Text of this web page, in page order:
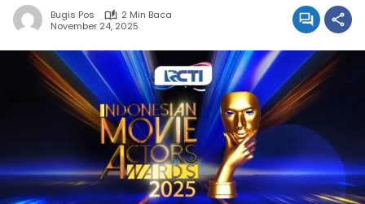
Bugis Pos
2 Min Baca
November 24, 2025